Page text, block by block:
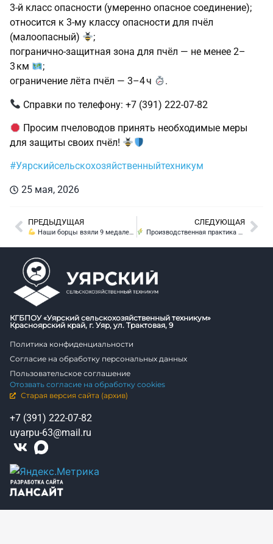
3‑й класс опасности (умеренно опасное соединение);
относится к 3‑му классу опасности для пчёл
(малоопасный)
;
погранично‑защитная зона для пчёл — не менее 2–
3 км
;
ограничение лёта пчёл — 3–4 ч
.
Справки по телефону: +7 (391) 222‑07‑82
Просим пчеловодов принять необходимые меры
для защиты своих пчёл!
#Уярскийсельскохозяйственныйтехникум
25 мая, 2026
ПРЕДЫДУЩАЯ
Наши борцы взяли 9 медалей на районном турнире по вольной борьбе!
СЛЕДУЮЩАЯ
Производственная практика у агрономов 3‑го курса
КГБПОУ «Уярский сельскохозяйственный техникум»
Красноярский край, г. Уяр, ул. Трактовая, 9
Политика конфиденциальности
Согласие на обработку персональных данных
Пользовательское соглашение
Отозвать согласие на обработку cookies
Старая версия сайта (архив)
+7 (391) 222-07-82
uyarpu-63@mail.ru